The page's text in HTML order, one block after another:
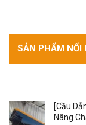
SẢN PHẨM NỔI
[Cầu
Nâng